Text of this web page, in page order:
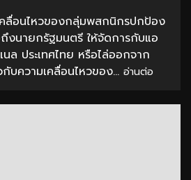
คลื่อนไหวของกลุ่มพสกนิกรปกป้อง
นายกรัฐมนตรี ให้จัดการกับแอ
ล ประเทศไทย หรือไล่ออกจาก
กับความเคลื่อนไหวของ... อ่านต่อ